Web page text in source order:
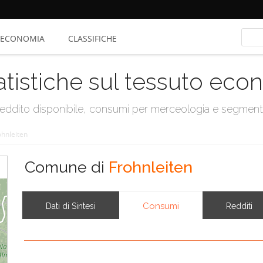
ECONOMIA CLASSIFICHE
sul tessuto
disponibile, consumi per merceologia e
Comune di Frohnleiten
Dati di Sintesi Consumi Redditi